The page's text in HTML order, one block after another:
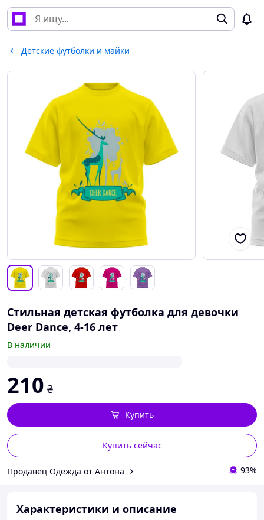
Детские футболки и майки
Стильная детская футболка для девочки
Deer Dance, 4-16 лет
В наличии
210 ₴
Купить сейчас
Купить
Продавец Одежда от Антона 93%
Характеристики и описание